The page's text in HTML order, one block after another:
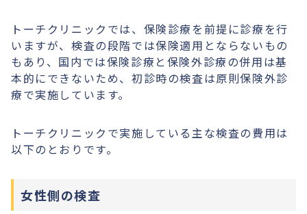
トーチクリニックでは、保険診療を前提に診療を行
いますが、検査の段階では保険適用とならないもの
もあり、国内では保険診療と保険外診療の併用は基
本的にできないため、初診時の検査は原則保険外診
療で実施しています。
トーチクリニックで実施している主な検査の費用は
以下のとおりです。
女性側の検査